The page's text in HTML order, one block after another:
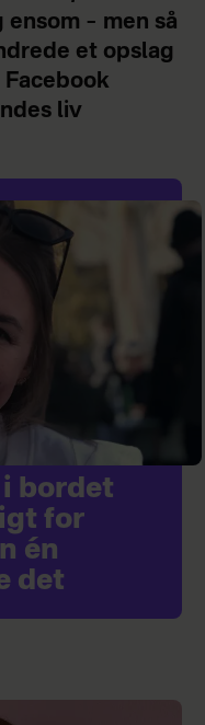
ensom – men så
et opslag
Facebook
liv
i bordet
for
én
det